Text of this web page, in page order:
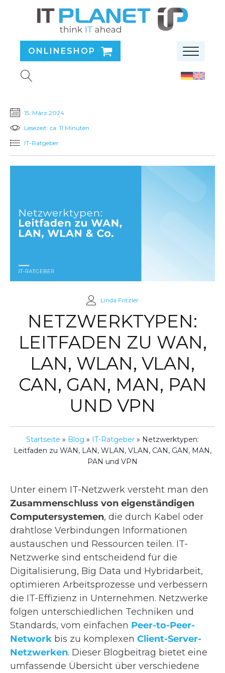
ONLINESHOP
15. März 2024
Lesezeit: ca. 11 Minuten
IT-Ratgeber
Linda Fritzler
NETZWERKTYPEN:
LEITFADEN ZU WAN,
LAN, WLAN, VLAN,
CAN, GAN, MAN, PAN
UND VPN
Startseite » Blog » IT-Ratgeber » Netzwerktypen:
Leitfaden zu WAN, LAN, WLAN, VLAN, CAN, GAN, MAN,
PAN und VPN
Unter einem IT-Netzwerk versteht man den
Zusammenschluss von eigenständigen
Computersystemen, die durch Kabel oder
drahtlose Verbindungen Informationen
austauschen und Ressourcen teilen. IT-
Netzwerke sind entscheidend für die
Digitalisierung, Big Data und Hybridarbeit,
optimieren Arbeitsprozesse und verbessern
die IT-Effizienz in Unternehmen. Netzwerke
folgen unterschiedlichen Techniken und
Standards, vom einfachen Peer-to-Peer-
Network bis zu komplexen Client-Server-
Netzwerken. Dieser Blogbeitrag bietet eine
umfassende Übersicht über verschiedene